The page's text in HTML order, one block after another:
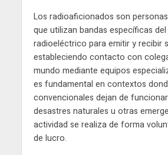
Los radioaficionados son
que utilizan bandas específicas
radioeléctrico para emitir y recibir
estableciendo contacto con
mundo mediante equipos
es fundamental en contextos
convencionales dejan de
desastres naturales u otras
actividad se realiza de forma
de lucro.